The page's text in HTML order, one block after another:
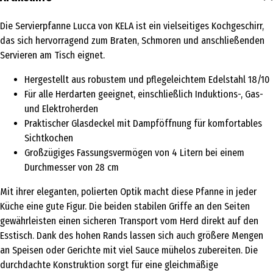
Die Servierpfanne Lucca von KELA ist ein vielseitiges Kochgeschirr,
das sich hervorragend zum Braten, Schmoren und anschließenden
Servieren am Tisch eignet.
Hergestellt aus robustem und pflegeleichtem Edelstahl 18/10
Für alle Herdarten geeignet, einschließlich Induktions-, Gas-
und Elektroherden
Praktischer Glasdeckel mit Dampföffnung für komfortables
Sichtkochen
Großzügiges Fassungsvermögen von 4 Litern bei einem
Durchmesser von 28 cm
Mit ihrer eleganten, polierten Optik macht diese Pfanne in jeder
Küche eine gute Figur. Die beiden stabilen Griffe an den Seiten
gewährleisten einen sicheren Transport vom Herd direkt auf den
Esstisch. Dank des hohen Rands lassen sich auch größere Mengen
an Speisen oder Gerichte mit viel Sauce mühelos zubereiten. Die
durchdachte Konstruktion sorgt für eine gleichmäßige